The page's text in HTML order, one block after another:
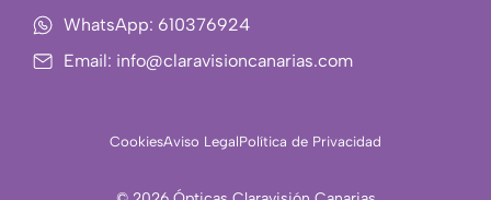
WhatsApp: 610376924
Email: info@claravisioncanarias.com
CookiesAviso LegalPolítica de Privacidad